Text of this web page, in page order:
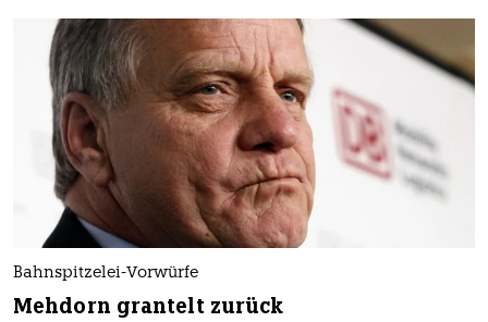
Bahnspitzelei-Vorwürfe
Mehdorn grantelt zurück